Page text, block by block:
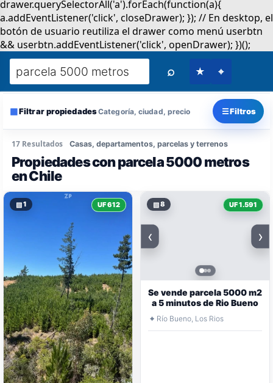
⌕ ★ ⌖
▦Filtrar propiedadesCategoría, ciudad, precio ☰Filtros
17 Resultados
Propiedades con parcela 5000 metros
en Chile
Casas, departamentos, parcelas y terrenos
▧1 UF 612 ▧8 UF 1.591
‹ ›
Se vende parcela 5000 m2
a 5 minutos de Rio Bueno
⌖ Río Bueno, Los Rios